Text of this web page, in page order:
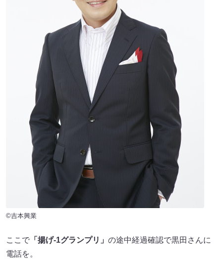
©吉本興業
ここで 「揚げ-1グランプリ」 の途中経過確認で黒田さんに
電話を。